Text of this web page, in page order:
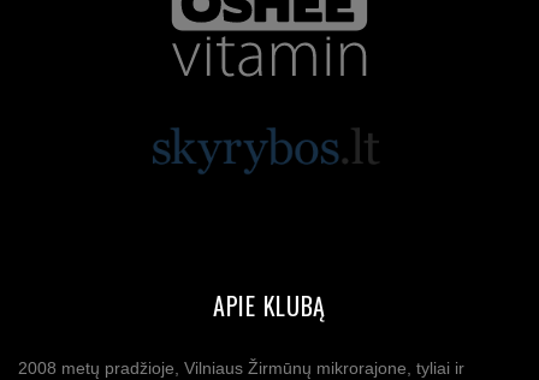
APIE KLUBĄ
2008 metų pradžioje, Vilniaus Žirmūnų mikrorajone, tyliai ir